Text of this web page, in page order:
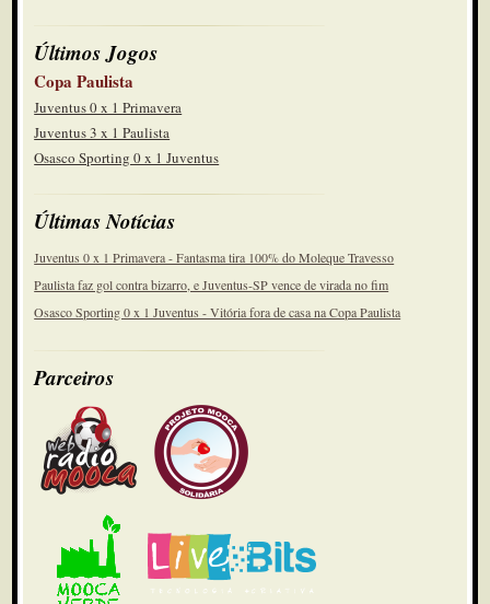
Últimos Jogos
Copa Paulista
Juventus 0 x 1 Primavera
Juventus 3 x 1 Paulista
Osasco Sporting 0 x 1 Juventus
Últimas Notícias
Juventus 0 x 1 Primavera - Fantasma tira 100% do Moleque Travesso
Paulista faz gol contra bizarro, e Juventus-SP vence de virada no fim
Osasco Sporting 0 x 1 Juventus - Vitória fora de casa na Copa Paulista
Parceiros